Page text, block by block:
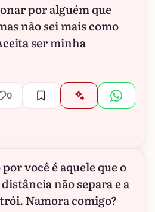
por alguém que
não sei mais como
ser minha
0
você é aquele que o
não separa e a
Namora comigo?